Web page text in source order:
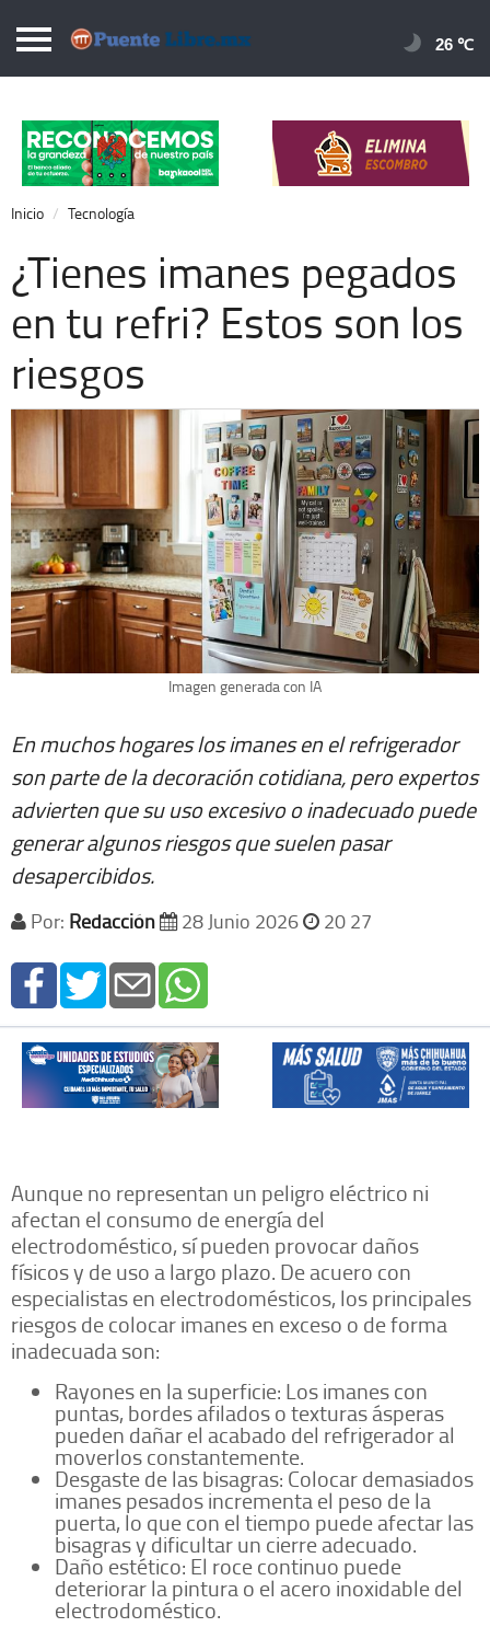
Puentelibre.mx
Local
Nacional
Opinión
Cronos
Economía
Espectáculos
Extra +
26 ℃
Inicio Tecnología
¿Tienes imanes pegados
en tu refri? Estos son los
riesgos
Imagen generada con IA
En muchos hogares los imanes en el refrigerador
son parte de la decoración cotidiana, pero expertos
advierten que su uso excesivo o inadecuado puede
generar algunos riesgos que suelen pasar
desapercibidos.
Por: Redacción 28 Junio 2026 20 27
Aunque no representan un peligro eléctrico ni
afectan el consumo de energía del
electrodoméstico, sí pueden provocar daños
físicos y de uso a largo plazo. De acuero con
especialistas en electrodomésticos, los principales
riesgos de colocar imanes en exceso o de forma
inadecuada son:
Rayones en la superficie: Los imanes con
puntas, bordes afilados o texturas ásperas
pueden dañar el acabado del refrigerador al
moverlos constantemente.
Desgaste de las bisagras: Colocar demasiados
imanes pesados incrementa el peso de la
puerta, lo que con el tiempo puede afectar las
bisagras y dificultar un cierre adecuado.
Daño estético: El roce continuo puede
deteriorar la pintura o el acero inoxidable del
electrodoméstico.